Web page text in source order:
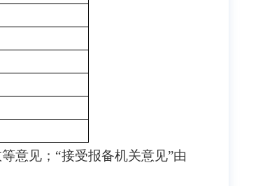
意见； “接受报备机关意见”由